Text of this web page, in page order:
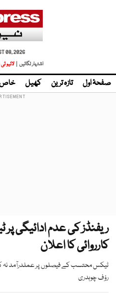
08, 2026
اشتہار لگائیں |
لائیو
صفحۂ اول تازہ ترین کھیل خاص
ریفنڈز کی عدم ادائیگی
کارروائی کا اعلان
ٹیکس محتسب کے فیصلوں پر عملدرآمد نہ
رؤف چوہدری